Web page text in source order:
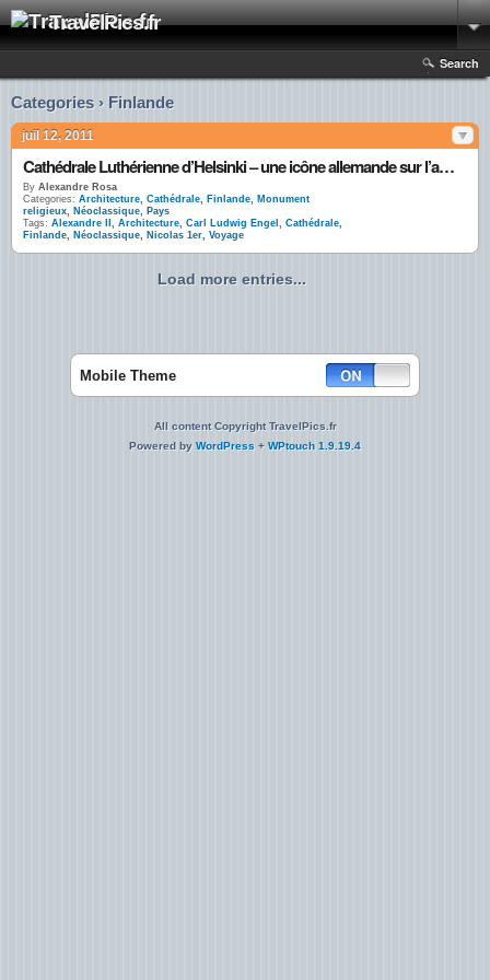
TravelPics.fr
Search
Categories › Finlande
juil 12, 2011
Cathédrale Luthérienne d’Helsinki – une icône allemande sur l’ancienne terre des tsars
By Alexandre Rosa
Categories: Architecture, Cathédrale, Finlande, Monument
religieux, Néoclassique, Pays
Tags: Alexandre II , Architecture, Carl Ludwig Engel , Cathédrale,
Finlande, Néoclassique, Nicolas 1er, Voyage
Load more entries...
Mobile Theme
All content Copyright TravelPics.fr
Powered by WordPress + WPtouch 1.9.19.4